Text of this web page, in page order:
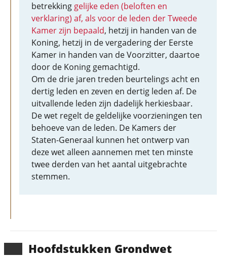
Hoofd­stukken Grondwet
betrekking gelijke eden (beloften en
verklaring) af, als voor de leden der Tweede
Kamer zijn bepaald, hetzij in handen van de
Koning, hetzij in de vergadering der Eerste
Kamer in handen van de Voorzitter, daartoe
door de Koning gemachtigd.
Om de drie jaren treden beurtelings acht en
dertig leden en zeven en dertig leden af. De
uitvallende leden zijn dadelijk herkiesbaar.
De wet regelt de geldelijke voorzieningen ten
behoeve van de leden. De Kamers der
Staten-Generaal kunnen het ontwerp van
deze wet alleen aannemen met ten minste
twee derden van het aantal uitgebrachte
stemmen.